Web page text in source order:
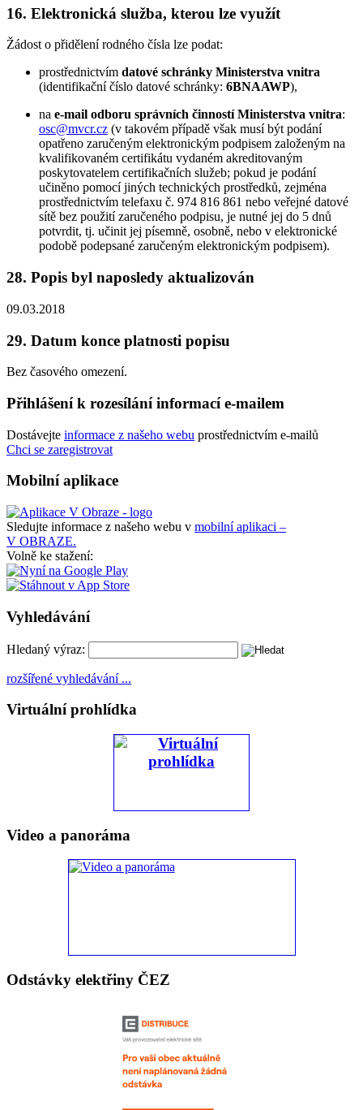
16. Elektronická služba, kterou lze využít
Žádost o přidělení rodného čísla lze podat:
prostřednictvím datové schránky Ministerstva vnitra
(identifikační číslo datové schránky: 6BNAAWP),
na e-mail odboru správních činností Ministerstva vnitra:
osc@mvcr.cz (v takovém případě však musí být podání
opatřeno zaručeným elektronickým podpisem založeným na
kvalifikovaném certifikátu vydaném akreditovaným
poskytovatelem certifikačních služeb; pokud je podání
učiněno pomocí jiných technických prostředků, zejména
prostřednictvím telefaxu č. 974 816 861 nebo veřejné datové
sítě bez použití zaručeného podpisu, je nutné jej do 5 dnů
potvrdit, tj. učinit jej písemně, osobně, nebo v elektronické
podobě podepsané zaručeným elektronickým podpisem).
28. Popis byl naposledy aktualizován
09.03.2018
29. Datum konce platnosti popisu
Bez časového omezení.
Přihlášení k rozesílání informací e-mailem
Dostávejte informace z našeho webu prostřednictvím e-mailů
Chci se zaregistrovat
Mobilní aplikace
Sledujte informace z našeho webu v mobilní aplikaci –
V OBRAZE.
Volně ke stažení:
Vyhledávání
Hledaný výraz:
rozšířené vyhledávání ...
Virtuální prohlídka
Video a panoráma
Odstávky elektřiny ČEZ